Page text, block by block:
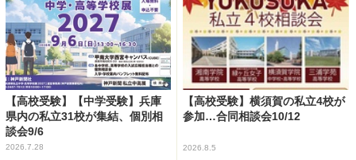
【高校受験】【中学受験】兵庫
県内の私立31校が集結、個別相
談会9/6
2026.7.28
【高校受験】横須賀の私立4校が
参加…合同相談会10/12
2026.8.5